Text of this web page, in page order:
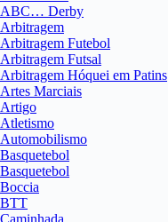
ABC… Derby
Arbitragem
Arbitragem Futebol
Arbitragem Futsal
Arbitragem Hóquei em Patins
Artes Marciais
Artigo
Atletismo
Automobilismo
Basquetebol
Basquetebol
Boccia
BTT
Caminhada